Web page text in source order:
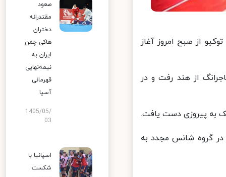
المپیک توکیو از صبح امروز آغاز
باجرانگ از هند رفت و در
گروه شانس مجدد به
صعود
مقتدرانه
دختران
هاکی چمن
ایران به
نیمه‌نهایی
قهرمانی
آسیا
1405/05/
03
اسپانیا با
شکست